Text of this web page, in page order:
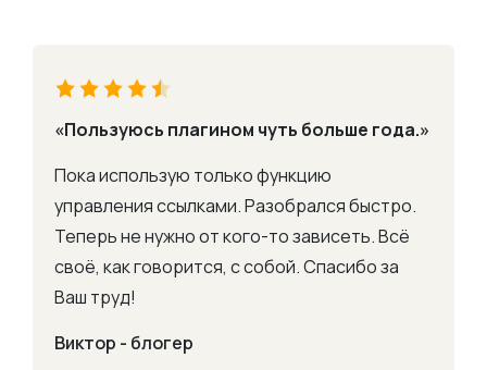
«Пользуюсь плагином чуть больше года.»
Пока использую только функцию
управления ссылками. Разобрался быстро.
Теперь не нужно от кого-то зависеть. Всё
своё, как говорится, с собой. Спасибо за
Ваш труд!
Виктор - блогер